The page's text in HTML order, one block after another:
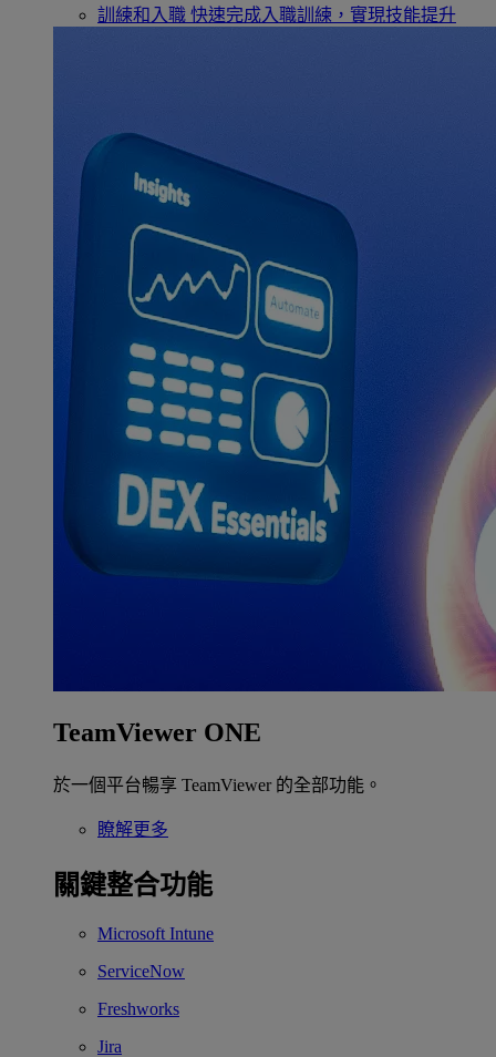
訓練和入職 快速完成入職訓練，實現技能提升
TeamViewer ONE
於一個平台暢享 TeamViewer 的全部功能。
瞭解更多
關鍵整合功能
Microsoft Intune
ServiceNow
Freshworks
Jira